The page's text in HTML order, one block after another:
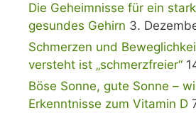
Die Geheimnisse für ein
gesundes Gehirn 3.
Schmerzen und
versteht ist „schmerzfreier“
Böse Sonne, gute Sonne –
Erkenntnisse zum Vitamin D